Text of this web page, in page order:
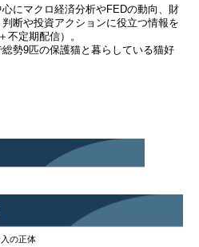
にマクロ経済分析やFEDの動向、財
断や投資アクションに役立つ情報を
不定期配信）。
勢9匹の保護猫と暮らしている猫好
の正体